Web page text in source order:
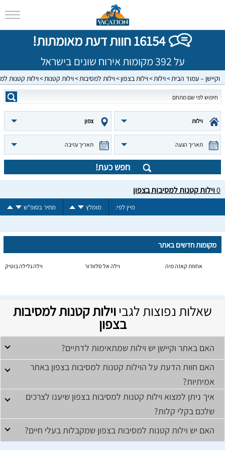
16154 חוות דעת מאומתות!
על 392 מקומות אירוח שונים בישראל
וקיישן – עמוד הבית וילות וילות בצפון וילות למסיבות וילות קטנות וילות קטנות
וילות צפון
תאריך הגעה תאריך עזיבה
חפש כעת!
0וילות קטנות למסיבות בצפון
מיין לפי: מומלץ מחיר בסופ"ש
מקומות חדשים באתר
אחוזת קאזה מיה וילה אל סלוודור וילה גלילה בוטיק
שאלות נפוצות לגביוילות קטנות למסיבות
בצפון
האם באתר וקיישן יש וילות שמתאימות לדתיים?
האם חוות הדעת על הוילות קטנות למסיבות בצפון באתר
אמיתיות?
איך ניתן למצוא וילות קטנות למסיבות בצפון שיענו לצרכים
שלכם בקלי קלות?
האם יש וילות קטנות למסיבות בצפון שמקבלות בעלי חיים?